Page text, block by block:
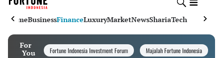
HomeBusinessFinanceLuxuryMarketNewsShariaTech
For
You
Fortune Indonesia Investment Forum Majalah Fortune Indonesia